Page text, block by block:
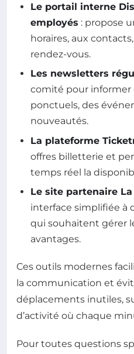
Le portail interne
employés : propose
horaires, aux
rendez-vous.
Les newsletters
comité pour
ponctuels, des
nouveautés.
La plateforme
offres billetterie et
temps réel la
Le site partenaire La
interface simplifiée à
qui souhaitent gérer
avantages.
Ces outils modernes
la communication et
déplacements inutiles,
d’activité où chaque
Pour toutes questions